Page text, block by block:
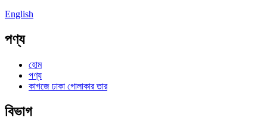
English
পণ্য
হোম
পণ্য
কাগজে ঢাকা গোলাকার তার
বিভাগ